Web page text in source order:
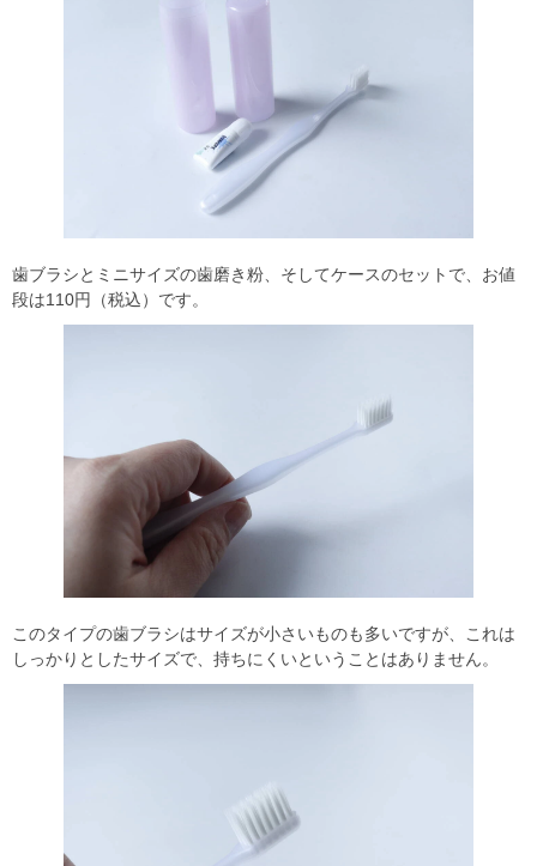
歯ブラシとミニサイズの歯磨き粉、そしてケースのセットで、お値
段は110円（税込）です。
このタイプの歯ブラシはサイズが小さいものも多いですが、これは
しっかりとしたサイズで、持ちにくいということはありません。